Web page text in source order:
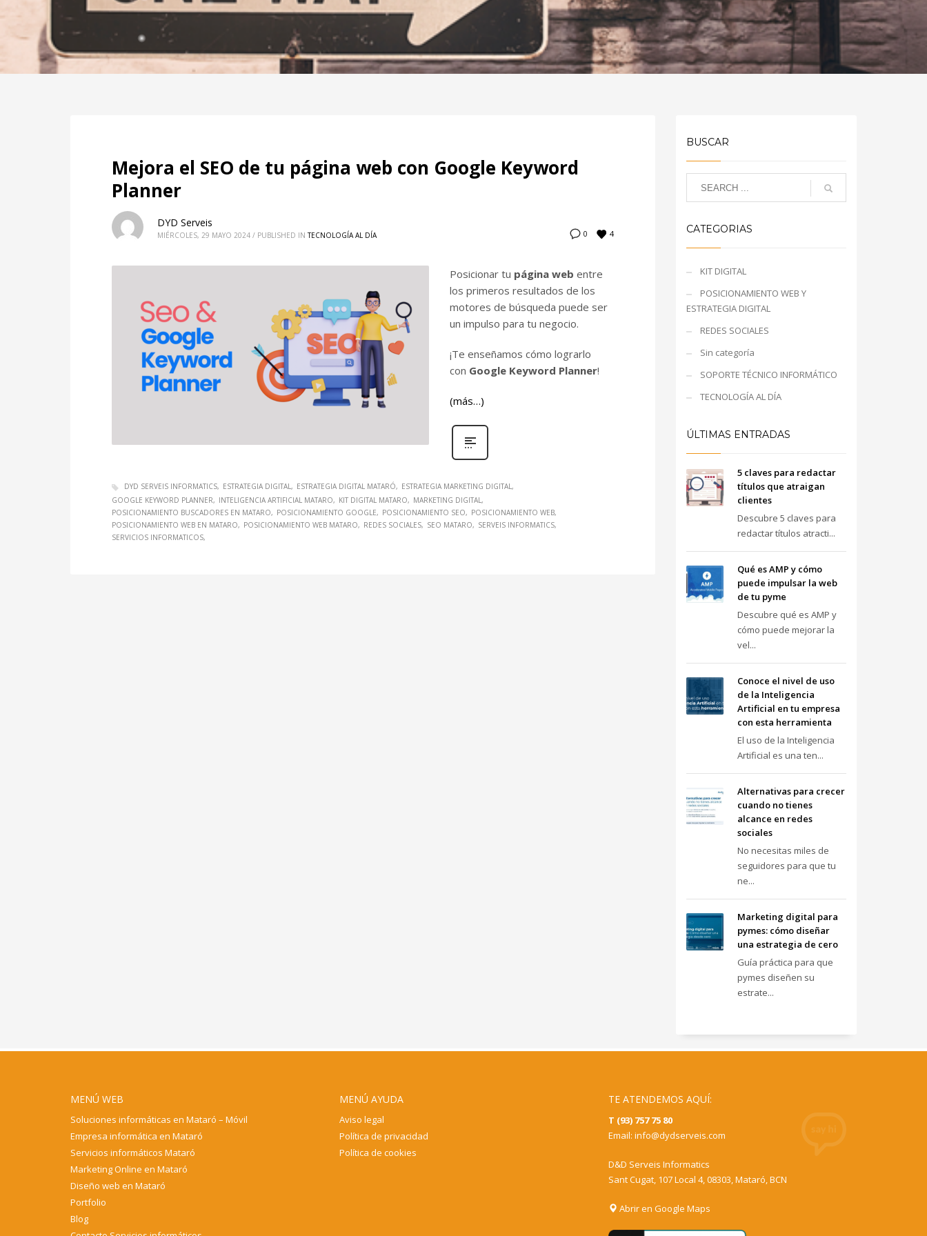
Mejora el SEO de tu página web con Google Keyword
Planner
0 4
DYD Serveis
MIÉRCOLES, 29 MAYO 2024 / PUBLISHED IN TECNOLOGÍA AL DÍA
Posicionar tu página web entre
los primeros resultados de los
motores de búsqueda puede ser
un impulso para tu negocio.
¡Te enseñamos cómo lograrlo
con Google Keyword Planner!
(más…)
DYD SERVEIS INFORMATICS ESTRATEGIA DIGITAL ESTRATEGIA DIGITAL MATARÓ
ESTRATEGIA MARKETING DIGITAL
GOOGLE KEYWORD PLANNER
INTELIGENCIA ARTIFICIAL MATARO KIT DIGITAL MATARO
MARKETING DIGITAL
POSICIONAMIENTO BUSCADORES EN MATARO
POSICIONAMIENTO GOOGLE POSICIONAMIENTO SEO
POSICIONAMIENTO WEB
POSICIONAMIENTO WEB EN MATARO
POSICIONAMIENTO WEB MATARO REDES SOCIALES SEO MATARO
SERVEIS INFORMATICS
SERVICIOS INFORMATICOS
BUSCAR
CATEGORIAS
KIT DIGITAL
POSICIONAMIENTO WEB Y
ESTRATEGIA DIGITAL
REDES SOCIALES
Sin categoría
SOPORTE TÉCNICO INFORMÁTICO
TECNOLOGÍA AL DÍA
ÚLTIMAS ENTRADAS
5 claves para redactar
títulos que atraigan
clientes
Descubre 5 claves para
redactar títulos atracti...
Qué es AMP y cómo
puede impulsar la web
de tu pyme
Descubre qué es AMP y
cómo puede mejorar la
vel...
Conoce el nivel de uso
de la Inteligencia
Artificial en tu empresa
con esta herramienta
El uso de la Inteligencia
Artificial es una ten...
Alternativas para crecer
cuando no tienes
alcance en redes
sociales
No necesitas miles de
seguidores para que tu
ne...
Marketing digital para
pymes: cómo diseñar
una estrategia de cero
Guía práctica para que
pymes diseñen su
estrate...
MENÚ WEB
Soluciones informáticas en Mataró – Móvil
Empresa informática en Mataró
Servicios informáticos Mataró
Marketing Online en Mataró
Diseño web en Mataró
Portfolio
Blog
MENÚ AYUDA
Aviso legal
Política de privacidad
Política de cookies
TE ATENDEMOS AQUÍ:
T (93) 757 75 80
Email: info@dydserveis.com
D&D Serveis Informatics
Sant Cugat, 107 Local 4, 08303, Mataró, BCN
Abrir en Google Maps